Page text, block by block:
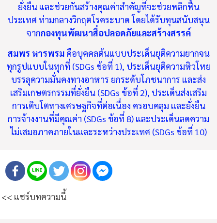
ยั่งยืน และช่วยกันสร้างคุณค่าสำคัญที่จะช่วยพลิกฟื้น
ประเทศ ท่ามกลางวิกฤตโรคระบาด โดยได้รับทุนสนับสนุน
จากกองทุนพัฒนาสื่อปลอดภัยและสร้างสรรค์
สมพร หารพรม คือบุคคลต้นแบบประเด็นยุติความยากจน
ทุกรูปแบบในทุกที่ (SDGs ข้อที่ 1), ประเด็นยุติความหิวโหย
บรรลุความมั่นคงทางอาหาร ยกระดับโภชนาการ และส่ง
เสริมเกษตรกรรมที่ยั่งยืน (SDGs ข้อที่ 2), ประเด็นส่งเสริม
การเติบโตทางเศรษฐกิจที่ต่อเนื่อง ครอบคลุม และยั่งยืน
การจ้างงานที่มีคุณค่า (SDGs ข้อที่ 8) และประเด็นลดความ
ไม่เสมอภาคภายในและระหว่างประเทศ (SDGs ข้อที่ 10)
<< แชร์บทความนี้